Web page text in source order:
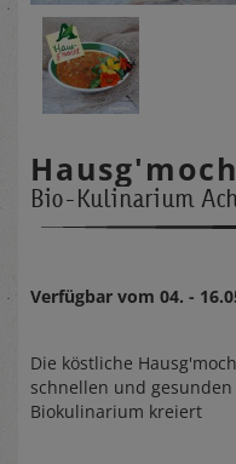
Bio-Kulinarium
Verfügbar vom 04. -
Die köstliche
schnellen und
Biokulinarium kreiert